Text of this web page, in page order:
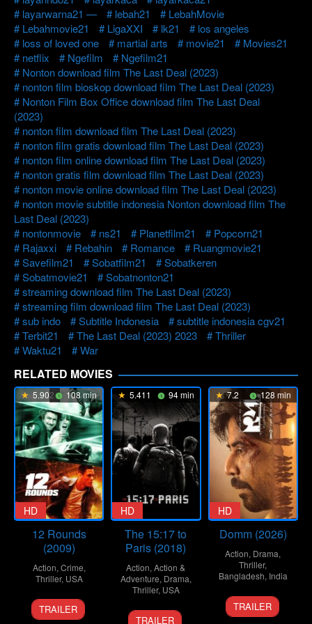
layarwarna21 —
lebah21
LebahMovie
Lebahmovie21
LigaXXI lk21
los angeles
loss of loved one
martial arts movie21
Movies21
netflix
Ngefilm
Ngefilm21
Nonton download film The Last Deal (2023)
nonton film bioskop download film The Last Deal (2023)
Nonton Film Box Office download film The Last Deal
(2023)
nonton film download film The Last Deal (2023)
nonton film gratis download film The Last Deal (2023)
nonton film online download film The Last Deal (2023)
nonton gratis film download film The Last Deal (2023)
nonton movie online download film The Last Deal (2023)
nonton movie subtitle indonesia Nonton download film The
Last Deal (2023)
nontonmovie
ns21 Planetfilm21
Popcorn21
Rajaxxi
Rebahin Romance
Ruangmovie21
Savefilm21
Sobatfilm21
Sobatkeren
Sobatmovie21
Sobatnonton21
streaming download film The Last Deal (2023)
streaming film download film The Last Deal (2023)
sub indo
Subtitle Indonesia
subtitle indonesia cgv21
Terbit21
The Last Deal (2023) 2023
Thriller
Waktu21
War
RELATED MOVIES
5.902 108 min
HD
12 Rounds
(2009)
Action, Crime,
Thriller, USA
19
Mar
Renny
Harlin
TRAILER
5.411 94 min
HD
The 15:17 to
Paris (2018)
Action,Action &
Adventure, Drama,
Thriller, USA
7
Clint
TRAILER
7.2 128 min
HD
Domm (2026)
Action, Drama,
Thriller,
Bangladesh, India
21
Mar
Redoan
Rony
TRAILER